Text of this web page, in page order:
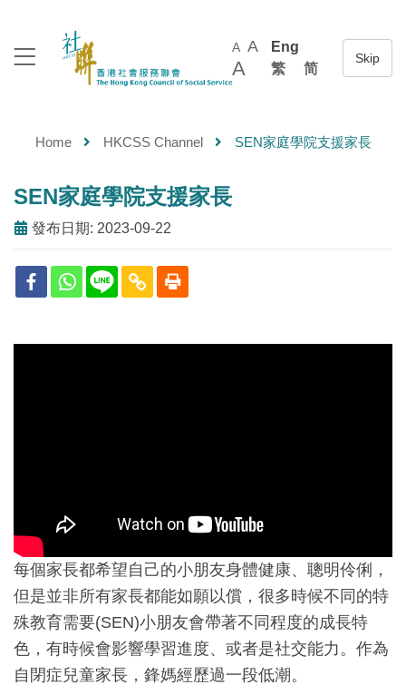
A A
A
Eng
繁
简
Home HKCSS Channel SEN家庭學院支援家長
SEN家庭學院支援家長
發布日期: 2023-09-22
每個家長都希望自己的小朋友身體健康、聰明伶俐，
但是並非所有家長都能如願以償，很多時候不同的特
殊教育需要(SEN)小朋友會帶著不同程度的成長特
色，有時候會影響學習進度、或者是社交能力。作為
自閉症兒童家長，鋒媽經歷過一段低潮。